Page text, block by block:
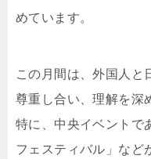
めています。
この月間は、外国人と
尊重し合い、理解を深
特に、中央イベントで
フェスティバル」など